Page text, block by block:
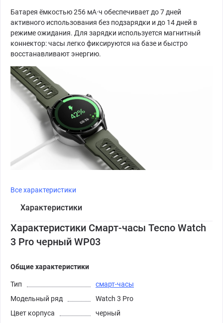
Батарея ёмкостью 256 мА·ч обеспечивает до 7 дней
активного использования без подзарядки и до 14 дней в
режиме ожидания. Для зарядки используется магнитный
коннектор: часы легко фиксируются на базе и быстро
восстанавливают энергию.
Все характеристики
Характеристики
Характеристики Смарт-часы Tecno Watch
3 Pro черный WP03
Общие характеристики
Тип
смарт-часы
Модельный ряд
Watch 3 Pro
Цвет корпуса
черный